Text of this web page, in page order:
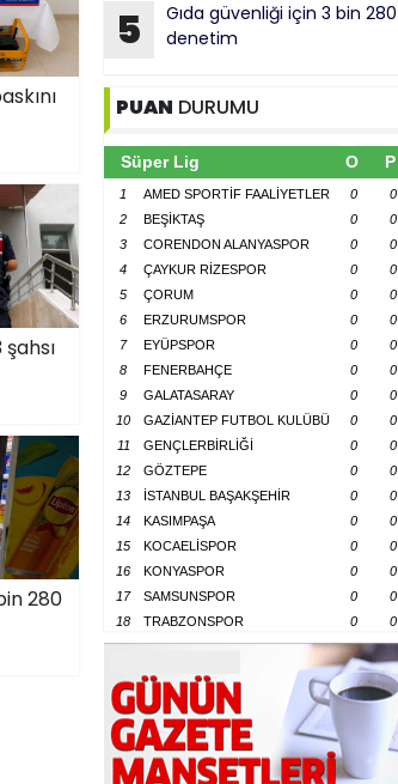
280
5
Gıda güvenliği için 3 bin 280
denetim
PUAN DURUMU
Süper Lig O P
1 AMED SPORTİF FAALİYETLER 0
0
2
BEŞİKTAŞ 0
0
3
CORENDON ALANYASPOR 0
0
4
ÇAYKUR RİZESPOR 0
0
5
ÇORUM 0
0
6
ERZURUMSPOR 0
0
7
EYÜPSPOR 0
0
8
FENERBAHÇE 0
0
9
GALATASARAY 0
0
10
GAZİANTEP FUTBOL KULÜBÜ 0
0
11
GENÇLERBİRLİĞİ 0
0
12
GÖZTEPE 0
0
13
İSTANBUL BAŞAKŞEHİR 0
0
14
KASIMPAŞA 0
0
15
KOCAELİSPOR 0
0
16
KONYASPOR 0
0
17
SAMSUNSPOR 0
0
18
TRABZONSPOR 0 0